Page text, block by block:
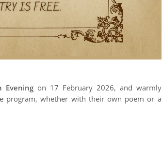
Evening on 17 February 2026, and warmly
program, whether with their own poem or a